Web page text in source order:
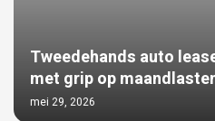
Tweedehands auto
met grip op
mei 29, 2026